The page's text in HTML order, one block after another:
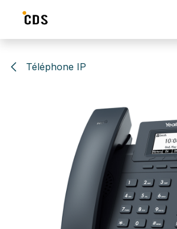
Téléphone IP